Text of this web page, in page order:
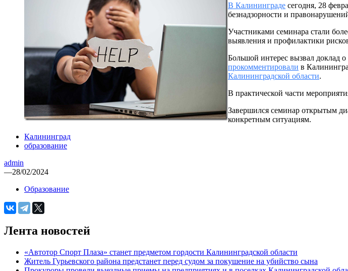
В Калининграде сегодня, 28
безнадзорности и
Участниками семинара стали
выявления и профилактики
Большой интерес вызвал доклад
прокомментировали в
Калининградской области.
В практической части
Завершился семинар открытым
конкретным ситуациям.
Калининград
образование
admin
—28/02/2024
Образование
Лента новостей
«Автотор Спорт Плаза» станет предметом гордости Калининградской области
Житель Гурьевского района предстанет перед судом за покушение на убийство сына